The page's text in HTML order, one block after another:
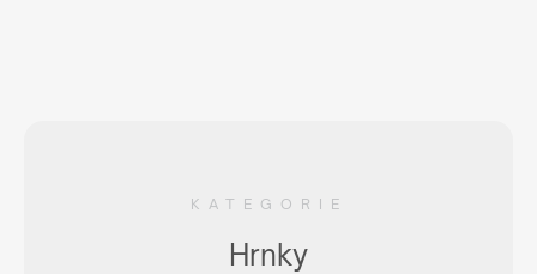
KATEGORIE
Hrnky